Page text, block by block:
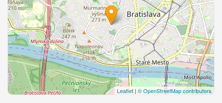
Leaflet | © OpenStreetMap contributors